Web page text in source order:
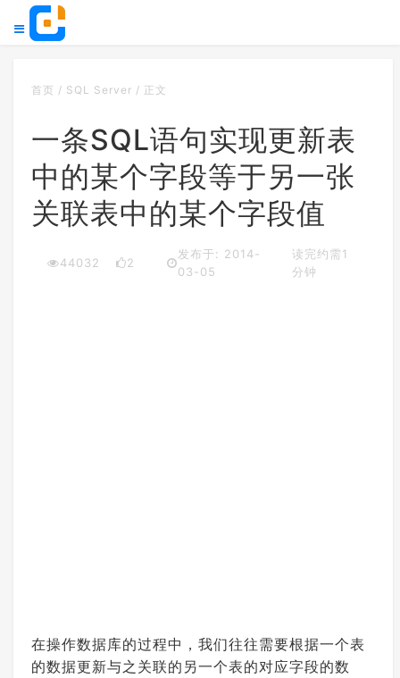
首页 / SQL Server / 正文
一条SQL语句实现更新表
中的某个字段等于另一张
关联表中的某个字段值
44032 2
发布于: 2014-
03-05
读完约需1
分钟
在操作数据库的过程中，我们往往需要根据一个表
的数据更新与之关联的另一个表的对应字段的数